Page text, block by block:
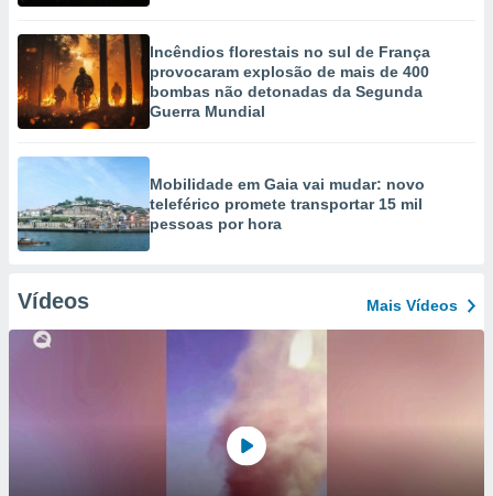
Incêndios florestais no sul de França
provocaram explosão de mais de 400
bombas não detonadas da Segunda
Guerra Mundial
Mobilidade em Gaia vai mudar: novo
teleférico promete transportar 15 mil
pessoas por hora
Vídeos Mais Vídeos